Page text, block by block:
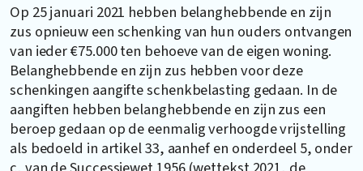
Op 25 januari 2021 hebben belanghebbende en zijn
zus opnieuw een schenking van hun ouders ontvangen
van ieder €75.000 ten behoeve van de eigen woning.
Belanghebbende en zijn zus hebben voor deze
schenkingen aangifte schenkbelasting gedaan. In de
aangiften hebben belanghebbende en zijn zus een
beroep gedaan op de eenmalig verhoogde vrijstelling
als bedoeld in artikel 33, aanhef en onderdeel 5, onder